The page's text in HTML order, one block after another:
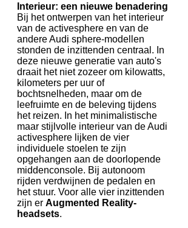
Interieur: een nieuwe benadering
Bij het ontwerpen van het interieur
van de activesphere en van de
andere Audi sphere-modellen
stonden de inzittenden centraal. In
deze nieuwe generatie van auto's
draait het niet zozeer om kilowatts,
kilometers per uur of
bochtsnelheden, maar om de
leefruimte en de beleving tijdens
het reizen. In het minimalistische
maar stijlvolle interieur van de Audi
activesphere lijken de vier
individuele stoelen te zijn
opgehangen aan de doorlopende
middenconsole. Bij autonoom
rijden verdwijnen de pedalen en
het stuur. Voor alle vier inzittenden
zijn er Augmented Reality-
headsets.